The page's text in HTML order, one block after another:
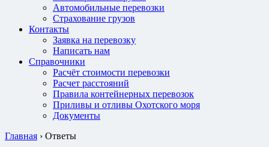
Автомобильные перевозки
Страхование грузов
Контакты
Заявка на перевозку
Написать нам
Справочники
Расчёт стоимости перевозки
Расчет расстояний
Правила контейнерных перевозок
Приливы и отливы Охотского моря
Документы
Главная › Ответы